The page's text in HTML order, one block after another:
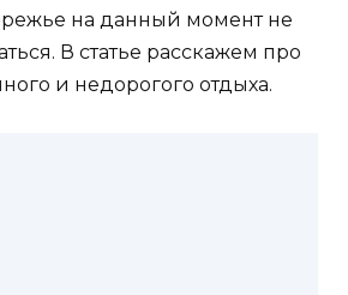
на данный момент не
В статье расскажем про
и недорогого отдыха.